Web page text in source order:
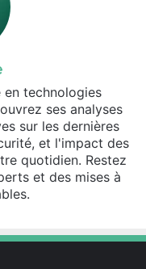
technologies
ses analyses
sur les dernières
et l'impact des
quotidien. Restez
et des mises à